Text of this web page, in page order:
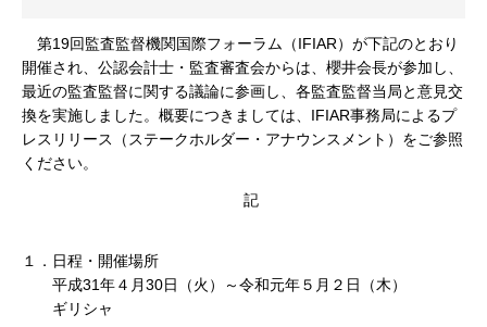
第19回監査監督機関国際フォーラム（IFIAR）が下記のとおり
開催され、公認会計士・監査審査会からは、櫻井会長が参加し、
最近の監査監督に関する議論に参画し、各監査監督当局と意見交
換を実施しました。概要につきましては、IFIAR事務局によるプ
レスリリース（ステークホルダー・アナウンスメント）をご参照
ください。
記
１．日程・開催場所
平成31年４月30日（火）～令和元年５月２日（木）
ギリシャ